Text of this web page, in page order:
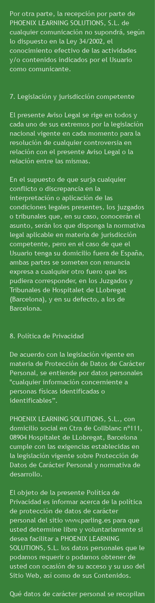
Por otra parte, la recepción por parte de
PHOENIX LEARNING SOLUTIONS, S.L. de
cualquier comunicación no supondrá, según
lo dispuesto en la Ley 34/2002, el
conocimiento efectivo de las actividades
y/o contenidos indicados por el Usuario
como comunicante.
7. Legislación y jurisdicción competente
El presente Aviso Legal se rige en todos y
cada uno de sus extremos por la legislación
nacional vigente en cada momento para la
resolución de cualquier controversia en
relación con el presente Aviso Legal o la
relación entre las mismas.
En el supuesto de que surja cualquier
conflicto o discrepancia en la
interpretación o aplicación de las
condiciones legales presentes, los juzgados
o tribunales que, en su caso, conocerán el
asunto, serán los que disponga la normativa
legal aplicable en materia de jurisdicción
competente, pero en el caso de que el
Usuario tenga su domicilio fuera de España,
ambas partes se someten con renuncia
expresa a cualquier otro fuero que les
pudiera corresponder, en los Juzgados y
Tribunales de Hospitalet de LLobregat
(Barcelona), y en su defecto, a los de
Barcelona.
8. Política de Privacidad
De acuerdo con la legislación vigente en
materia de Protección de Datos de Carácter
Personal, se entiende por datos personales
"cualquier información concerniente a
personas físicas identificadas o
identificables”.
PHOENIX LEARNING SOLUTIONS, S.L., con
domicilio social en Ctra de Collblanc nº111,
08904 Hospitalet de LLobregat, Barcelona
cumple con las exigencias establecidas en
la legislación vigente sobre Protección de
Datos de Carácter Personal y normativa de
desarrollo.
El objeto de la presente Política de
Privacidad es informar acerca de la política
de protección de datos de carácter
personal del sitio www.parling.es para que
usted determine libre y voluntariamente si
desea facilitar a PHOENIX LEARNING
SOLUTIONS, S.L. los datos personales que le
podamos requerir o podamos obtener de
usted con ocasión de su acceso y su uso del
Sitio Web, así como de sus Contenidos.
Qué datos de carácter personal se recopilan